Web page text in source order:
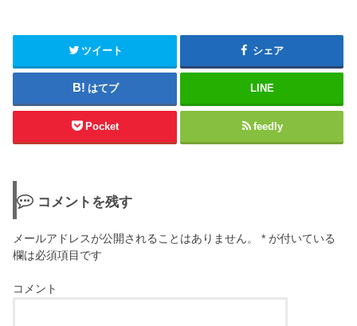
ツイート シェア
はてブ LINE
Pocket feedly
コメントを残す
メールアドレスが公開されることはありません。 * が付いている
欄は必須項目です
コメント